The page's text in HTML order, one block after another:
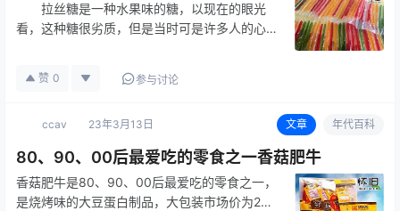
拉丝糖是一种水果味的糖，以现在的眼光
看，这种糖很劣质，但是当时可是许多人的心头
买的，但它确实是一代人的童年回忆了。
赞 0 参与讨论
ccav 23年3月13日 文章 年代百科
80、90、00后最爱吃的零食之一香菇肥牛
香菇肥牛是80、90、00后最爱吃的零食之一，
是烧烤味的大豆蛋白制品，大包装市场价为2元